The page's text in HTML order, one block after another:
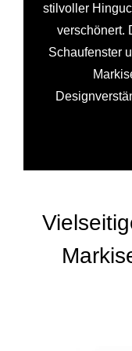
stilvoller
verschönert.
Schaufenster